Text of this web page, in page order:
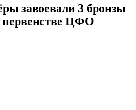
завоевали 3 бронзы
ЦФО